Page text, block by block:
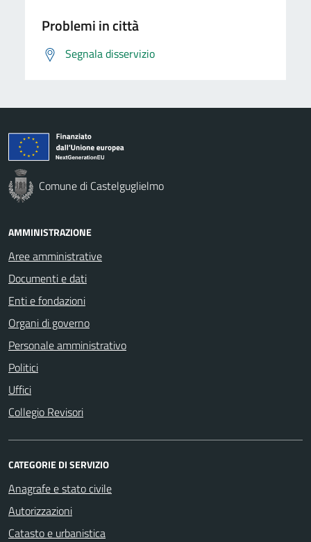
Problemi in città
Segnala disservizio
Comune di Castelguglielmo
AMMINISTRAZIONE
Aree amministrative
Documenti e dati
Enti e fondazioni
Organi di governo
Personale amministrativo
Politici
Uffici
Collegio Revisori
CATEGORIE DI SERVIZIO
Anagrafe e stato civile
Autorizzazioni
Catasto e urbanistica